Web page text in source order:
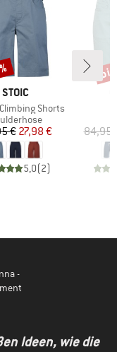
MARKE
STOIC
Shorts
Preis
€reduzierter Preis
27,98 €
5,0(2)
84,95
-
Ideen, wie die